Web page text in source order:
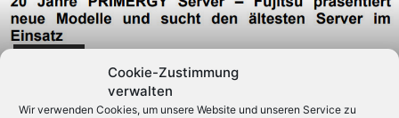
Cookie-Zustimmung
verwalten
Wir verwenden Cookies, um unsere Website und unseren Service zu
WP-NETZWERKE
20 Jahre PRIMERGY Server – Fujitsu
präsentiert neue Modelle und sucht...